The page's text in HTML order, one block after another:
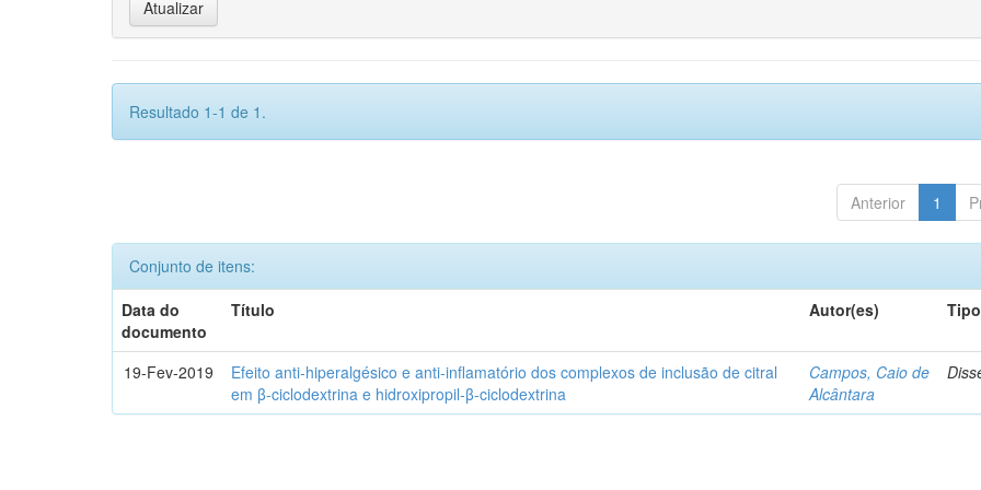
Resultado 1-1 de 1.
Anterior 1
Conjunto de itens:
Data do
documento
Título Autor(es) Tipo
19-Fev-2019
Efeito anti-hiperalgésico e anti-inflamatório dos complexos de inclusão de citral
em β-ciclodextrina e hidroxipropil-β-ciclodextrina
Campos, Caio de
Alcântara